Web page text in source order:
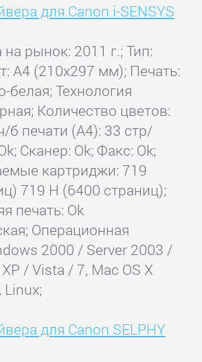
для Canon i-SENSYS
рынок: 2011 г.; Тип:
A4 (210x297 мм); Печать:
белая; Технология
Количество цветов:
б печати (А4): 33 стр/
Сканер: Ok; Факс: Ok;
картриджи: 719
719 H (6400 страниц);
печать: Ok
Операционная
2000 / Server 2003 /
/ Vista / 7, Mac OS X
Linux;
для Canon SELPHY